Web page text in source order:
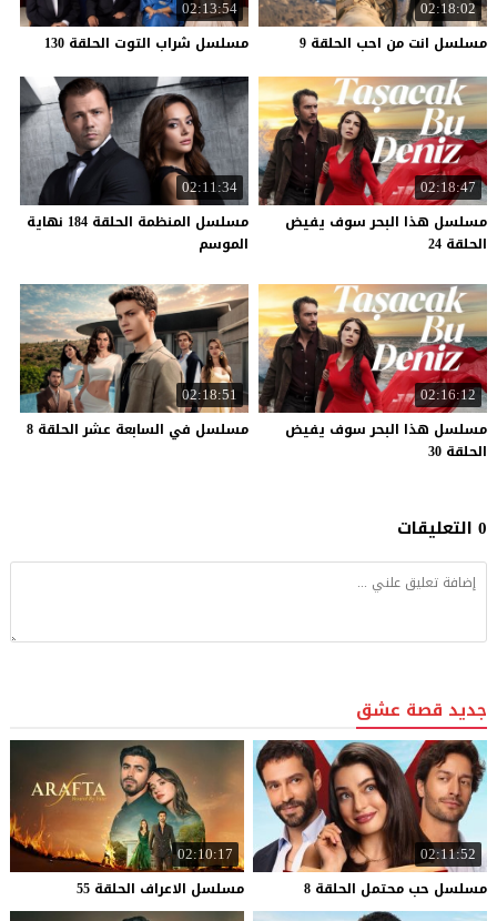
02:18:02
مسلسل انت من احب الحلقة 9
02:13:54
مسلسل شراب التوت الحلقة 130
02:18:47
مسلسل هذا البحر سوف يفيض
الحلقة 24
02:11:34
مسلسل المنظمة الحلقة 184 نهاية
الموسم
02:16:12
مسلسل هذا البحر سوف يفيض
الحلقة 30
02:18:51
مسلسل في السابعة عشر الحلقة 8
0 التعليقات
جديد قصة عشق
02:11:52
مسلسل حب محتمل الحلقة 8
02:10:17
مسلسل الاعراف الحلقة 55